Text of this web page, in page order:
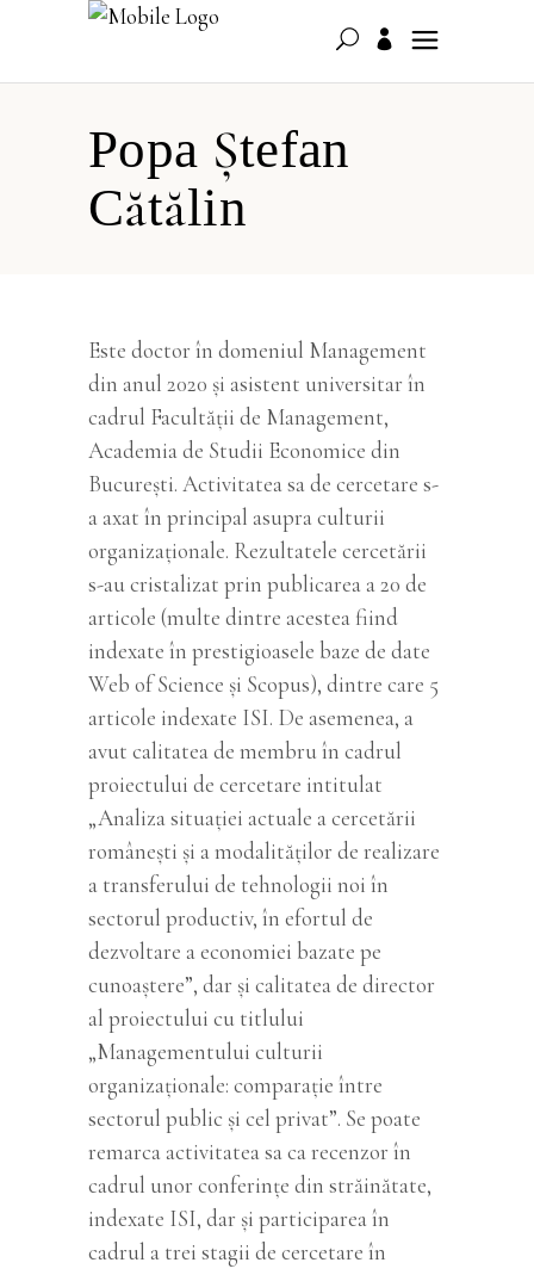
Popa Ștefan
Cătălin
Este doctor în domeniul Management
din anul 2020 și asistent universitar în
cadrul Facultății de Management,
Academia de Studii Economice din
București. Activitatea sa de cercetare s-
a axat în principal asupra culturii
organizaționale. Rezultatele cercetării
s-au cristalizat prin publicarea a 20 de
articole (multe dintre acestea fiind
indexate în prestigioasele baze de date
Web of Science și Scopus), dintre care 5
articole indexate ISI. De asemenea, a
avut calitatea de membru în cadrul
proiectului de cercetare intitulat
„Analiza situației actuale a cercetării
românești și a modalităților de realizare
a transferului de tehnologii noi în
sectorul productiv, în efortul de
dezvoltare a economiei bazate pe
cunoaștere”, dar și calitatea de director
al proiectului cu titlului
„Managementului culturii
organizaționale: comparație între
sectorul public și cel privat”. Se poate
remarca activitatea sa ca recenzor în
cadrul unor conferințe din străinătate,
indexate ISI, dar și participarea în
cadrul a trei stagii de cercetare în